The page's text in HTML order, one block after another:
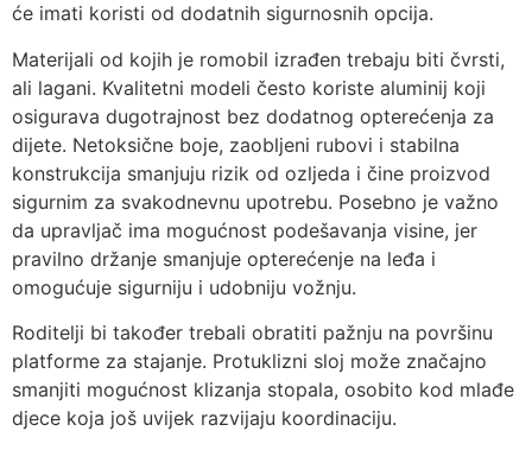
će imati koristi od dodatnih sigurnosnih opcija.
Materijali od kojih je romobil izrađen trebaju biti čvrsti,
ali lagani. Kvalitetni modeli često koriste aluminij koji
osigurava dugotrajnost bez dodatnog opterećenja za
dijete. Netoksične boje, zaobljeni rubovi i stabilna
konstrukcija smanjuju rizik od ozljeda i čine proizvod
sigurnim za svakodnevnu upotrebu. Posebno je važno
da upravljač ima mogućnost podešavanja visine, jer
pravilno držanje smanjuje opterećenje na leđa i
omogućuje sigurniju i udobniju vožnju.
Roditelji bi također trebali obratiti pažnju na površinu
platforme za stajanje. Protuklizni sloj može značajno
smanjiti mogućnost klizanja stopala, osobito kod mlađe
djece koja još uvijek razvijaju koordinaciju.